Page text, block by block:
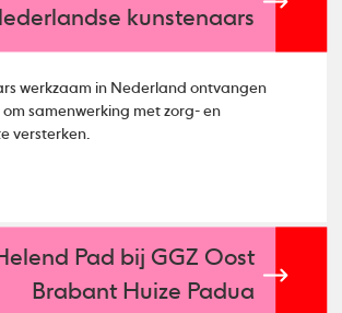
kunstenaars
werkzaam in Nederland ontvangen
samenwerking met zorg- en
versterken.
Pad bij GGZ Oost
Brabant Huize Padua